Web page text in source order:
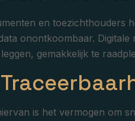
en toezichthouders
onontkoombaar.
gemakkelijk te
is het vermogen om